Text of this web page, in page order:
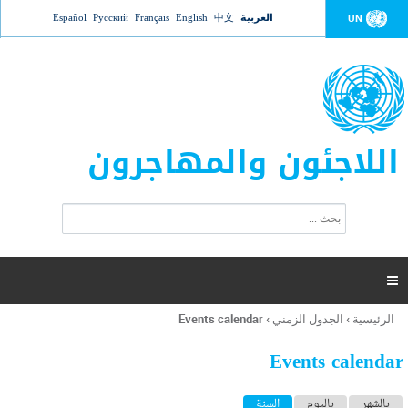
Jump to navigation UN العربية 中文
English
Français
Русский
Español
اللاجئون والمهاجرون
ت
ر
ل
ح
ب

أنت
هنا
الرئيسية › الجدول الزمني ›
Events calendar
Events calendar